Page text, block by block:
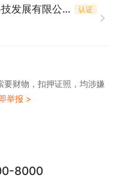
8000左右；2、
马鞍山市华东冶金科技发展有限公司 认证
财物，扣押证照，均涉嫌
举报 >
8000